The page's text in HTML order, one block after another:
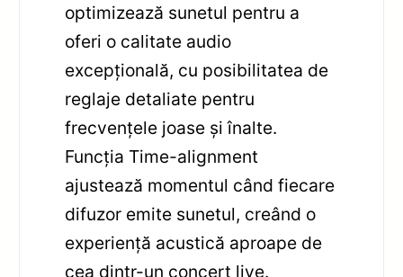
optimizează sunetul pentru a
oferi o calitate audio
excepțională, cu posibilitatea de
reglaje detaliate pentru
frecvențele joase și înalte.
Funcția Time-alignment
ajustează momentul când fiecare
difuzor emite sunetul, creând o
experiență acustică aproape de
cea dintr-un concert live.